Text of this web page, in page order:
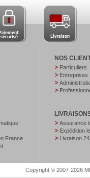
France
NOS
Particuliers
Entreprises
Assurance
Expédition
Livraison
Copyright © 2007-2026